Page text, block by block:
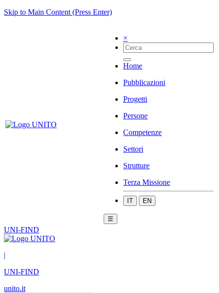
Skip to Main Content (Press Enter)
×
Home
Pubblicazioni
Progetti
Persone
Competenze
Settori
Strutture
Terza Missione
IT EN
☰
UNI-FIND
|
UNI-FIND
unito.it